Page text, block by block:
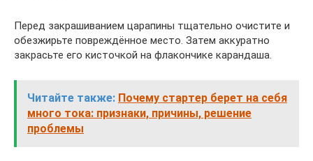
Перед закрашиванием царапины тщательно очистите и
обезжирьте повреждённое место. Затем аккуратно
закрасьте его кисточкой на флакончике карандаша.
Читайте также: Почему стартер берет на себя
много тока: признаки, причины, решение
проблемы